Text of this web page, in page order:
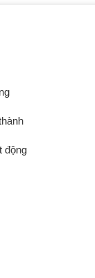
động